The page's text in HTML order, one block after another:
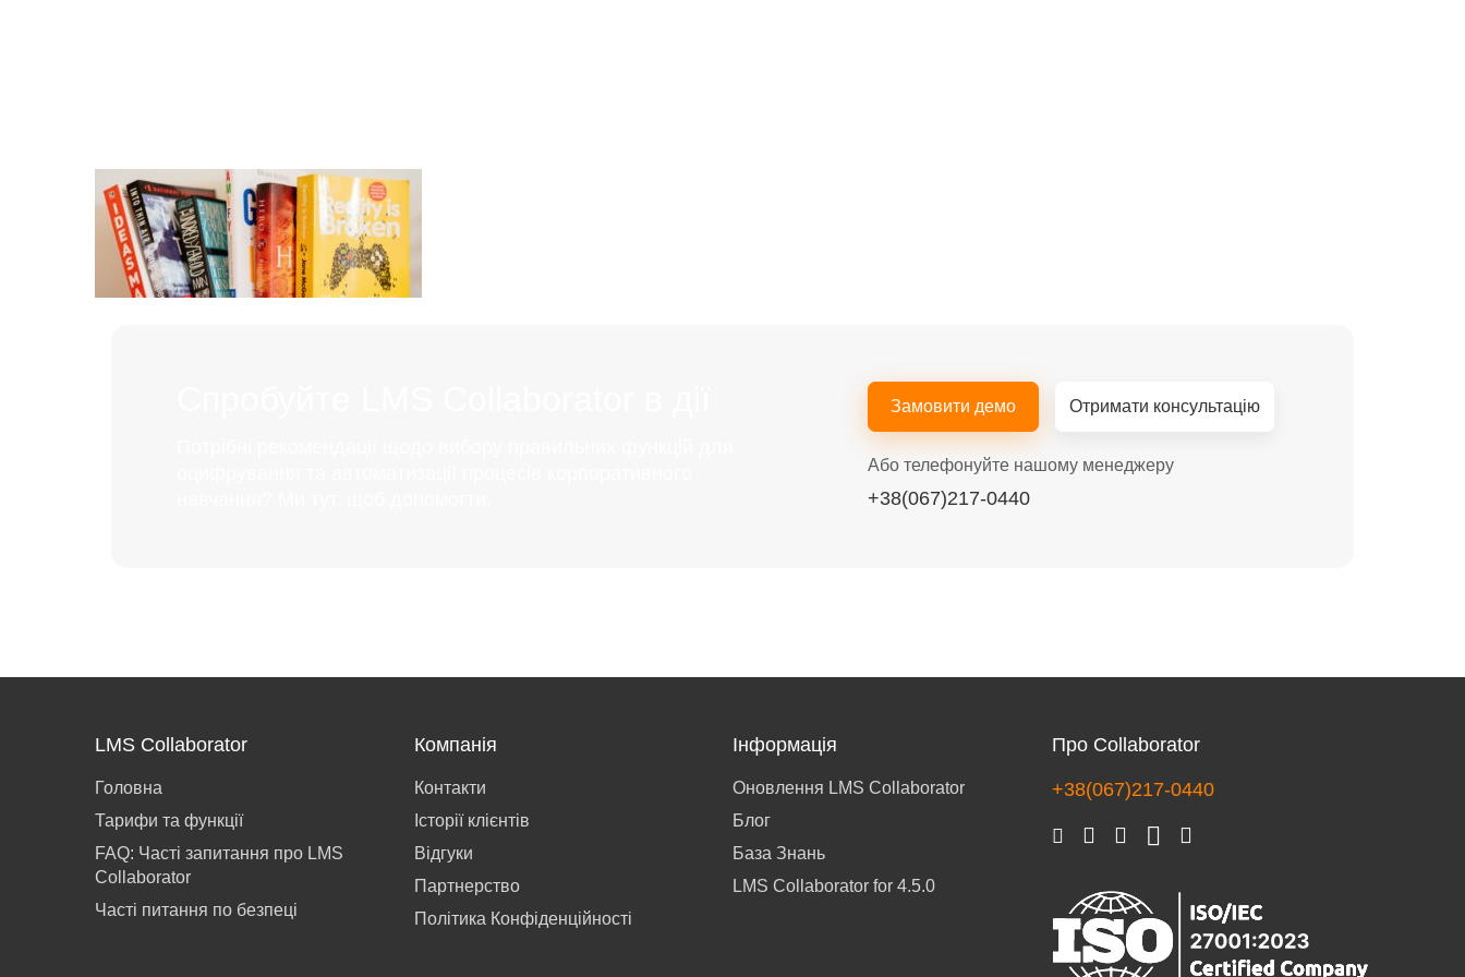
Замовити демо Отримати консультацію
Або телефонуйте нашому менеджеру
+38(067)217-0440
LMS Collaborator
Головна
Тарифи та функції
FAQ: Часті запитання про LMS
Collaborator
Часті питання по безпеці
Компанія
Контакти
Історії клієнтів
Відгуки
Партнерство
Політика Конфіденційності
Інформація
Оновлення LMS Collaborator
Блог
База Знань
LMS Collaborator for 4.5.0
Про Collaborator
+38(067)217-0440